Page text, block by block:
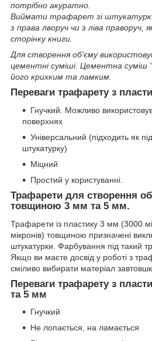
потрібно акуратно.
Виймати трафарет зі штукатурки
з права лворуч чи з ліва
сторінку книги.
Для створення об'єму
цементні суміші. Цементна
його крихким та ламким.
Переваги трафарету з
Гнучкий. Можливо
поверхнях
Універсальний (підходить як
штукатурку)
Міцний
Простий у користуванні.
Трафарети для створення
товщиною 3 мм та 5 мм.
Трафарети із пластику 3 мм (3000
мікронів) товщиною призначені
штукатурки. Фарбування під такий
Якщо ви маєте досвід у роботі з
сміливо вибирати матеріал
Переваги трафарету з
та 5 мм
Гнучкий
Не лопається, на ламається